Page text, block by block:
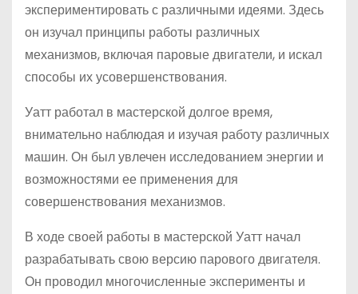
экспериментировать с различными идеями. Здесь
он изучал принципы работы различных
механизмов, включая паровые двигатели, и искал
способы их усовершенствования.
Уатт работал в мастерской долгое время,
внимательно наблюдая и изучая работу различных
машин. Он был увлечен исследованием энергии и
возможностями ее применения для
совершенствования механизмов.
В ходе своей работы в мастерской Уатт начал
разрабатывать свою версию парового двигателя.
Он проводил многочисленные эксперименты и